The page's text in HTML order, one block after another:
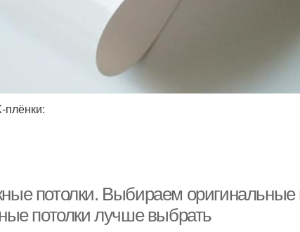
потолки. Выбираем
потолки лучше выбрать